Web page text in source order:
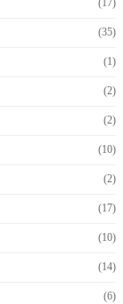
(17)
(35)
(1)
(2)
(2)
(10)
(2)
(17)
(10)
(14)
(6)